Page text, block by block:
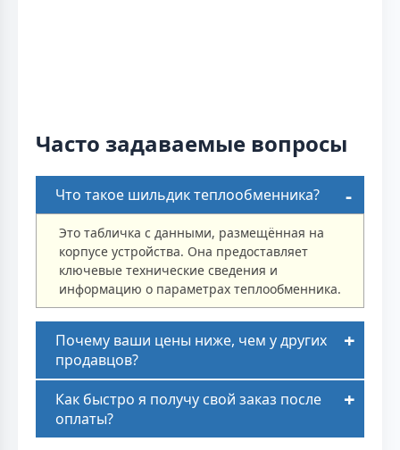
Часто задаваемые вопросы
Что такое шильдик теплообменника?
Это табличка с данными, размещённая на
корпусе устройства. Она предоставляет
ключевые технические сведения и
информацию о параметрах теплообменника.
Почему ваши цены ниже, чем у других
продавцов?
Как быстро я получу свой заказ после
оплаты?